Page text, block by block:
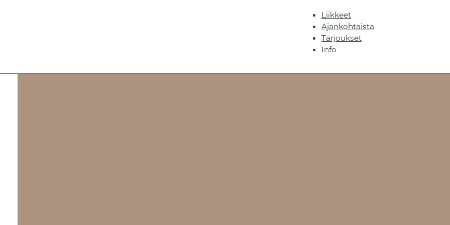
Liikkeet
Ajankohtaista
Tarjoukset
Info